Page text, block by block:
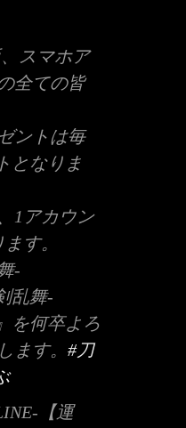
スマホア
全ての皆
ントは毎
となりま
1アカウン
す。
-
乱舞-
を何卒よろ
ます。 #刀
【運